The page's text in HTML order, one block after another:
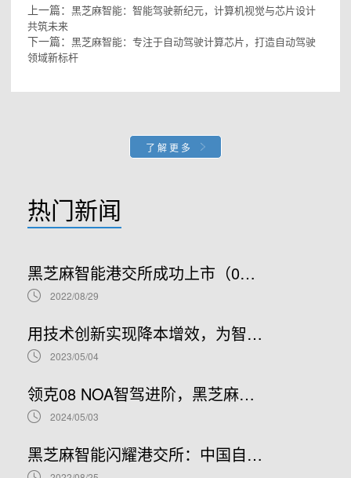
上一篇： 黑芝麻智能：智能驾驶新纪元，计算机视觉与芯片设计
共筑未来
下一篇： 黑芝麻智能：专注于自动驾驶计算芯片，打造自动驾驶
领域新标杆
了解更多
热门新闻
黑芝麻智能港交所成功上市（02533.HK）：车规级SoC领军者加速全球布局
2022/08/29
用技术创新实现降本增效，为智能汽车产业发展贡献“芯”力量
2023/05/04
领克08 NOA智驾进阶，黑芝麻智能携手吉利推进NOA普及
2024/05/03
黑芝麻智能闪耀港交所：中国自动驾驶芯片龙头上市新篇章，股票代码02533.HK引领未来